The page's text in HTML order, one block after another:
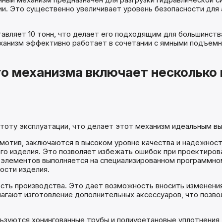
Это существенно увеличивает уровень безопасности
10 тонн, что делает его подходящим для
эффективно работает в сочетании с ямными
механизма включает
эксплуатации, что делает этот механизм идеальным
заключаются в высоком уровне качества и
изделия. Это позволяет избежать ошибок при
выполняется на специализированном
изделия.
производства. Это дает возможность вносить
изготовление дополнительных аксессуаров, что
хонингованные трубы и полиуретановые